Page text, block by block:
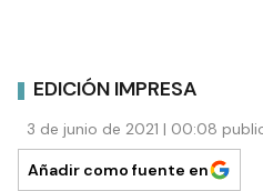
EDICIÓN IMPRESA
3 de junio de 2021 | 00:08
Añadir como fuente en